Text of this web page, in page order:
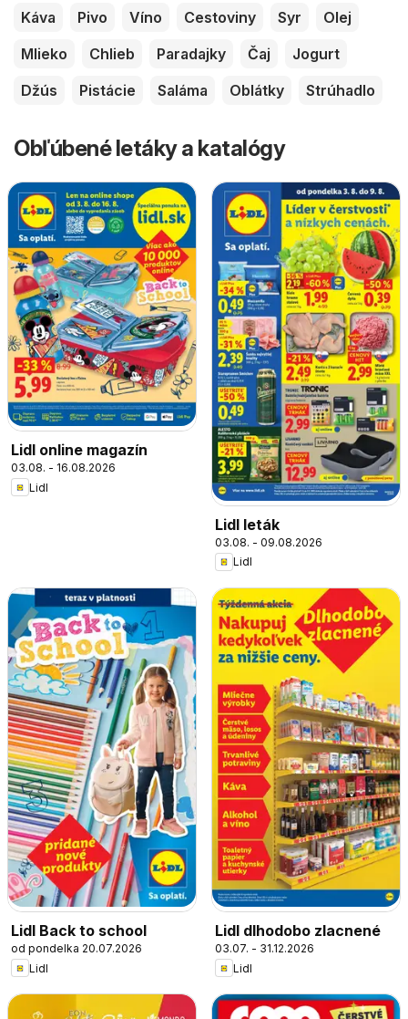
Káva Pivo Víno Cestoviny Syr
Olej
Mlieko
Chlieb Paradajky Čaj
Jogurt
Džús
Pistácie Saláma Oblátky Strúhadlo
Obľúbené letáky a katalógy
Lidl online magazín
03.08. - 16.08.2026
Lidl
Lidl leták
03.08. - 09.08.2026
Lidl
Lidl Back to school
od pondelka 20.07.2026
Lidl
Lidl dlhodobo zlacnené
03.07. - 31.12.2026
Lidl